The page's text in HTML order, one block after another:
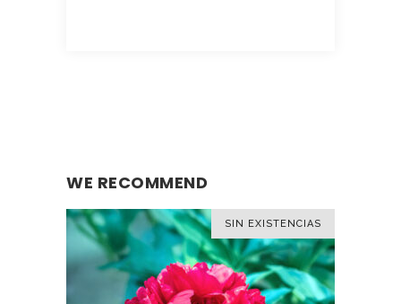
WE RECOMMEND
SIN EXISTENCIAS